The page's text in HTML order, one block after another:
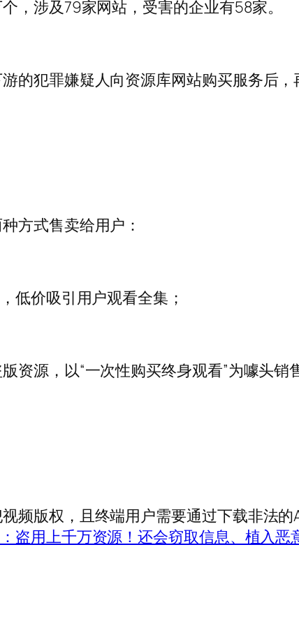
涉及79家网站，受害的企业有58家。
的犯罪嫌疑人向资源库网站购买服务后，
方式售卖给用户：
价吸引用户观看全集；
，以“一次性购买终身观看”为噱头销售
频版权，且终端用户需要通过下载非法
盗用上千万资源！还会窃取信息、植入恶